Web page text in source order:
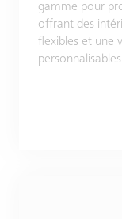
gamme pour
offrant des
flexibles et une